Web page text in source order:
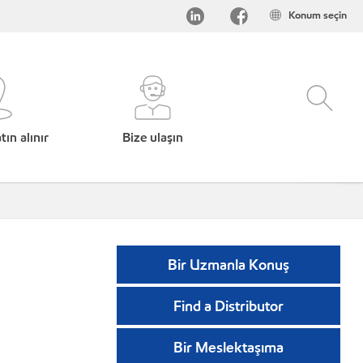
Konum seçin
alınır Bize ulaşın
Bir Uzmanla Konuş
Find a Distributor
Bir Meslektaşıma